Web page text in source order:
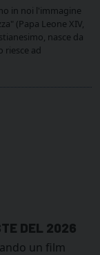
in noi l'immagine
(Papa Leone XIV,
nasce da
riesce ad
DEL 2026
un film